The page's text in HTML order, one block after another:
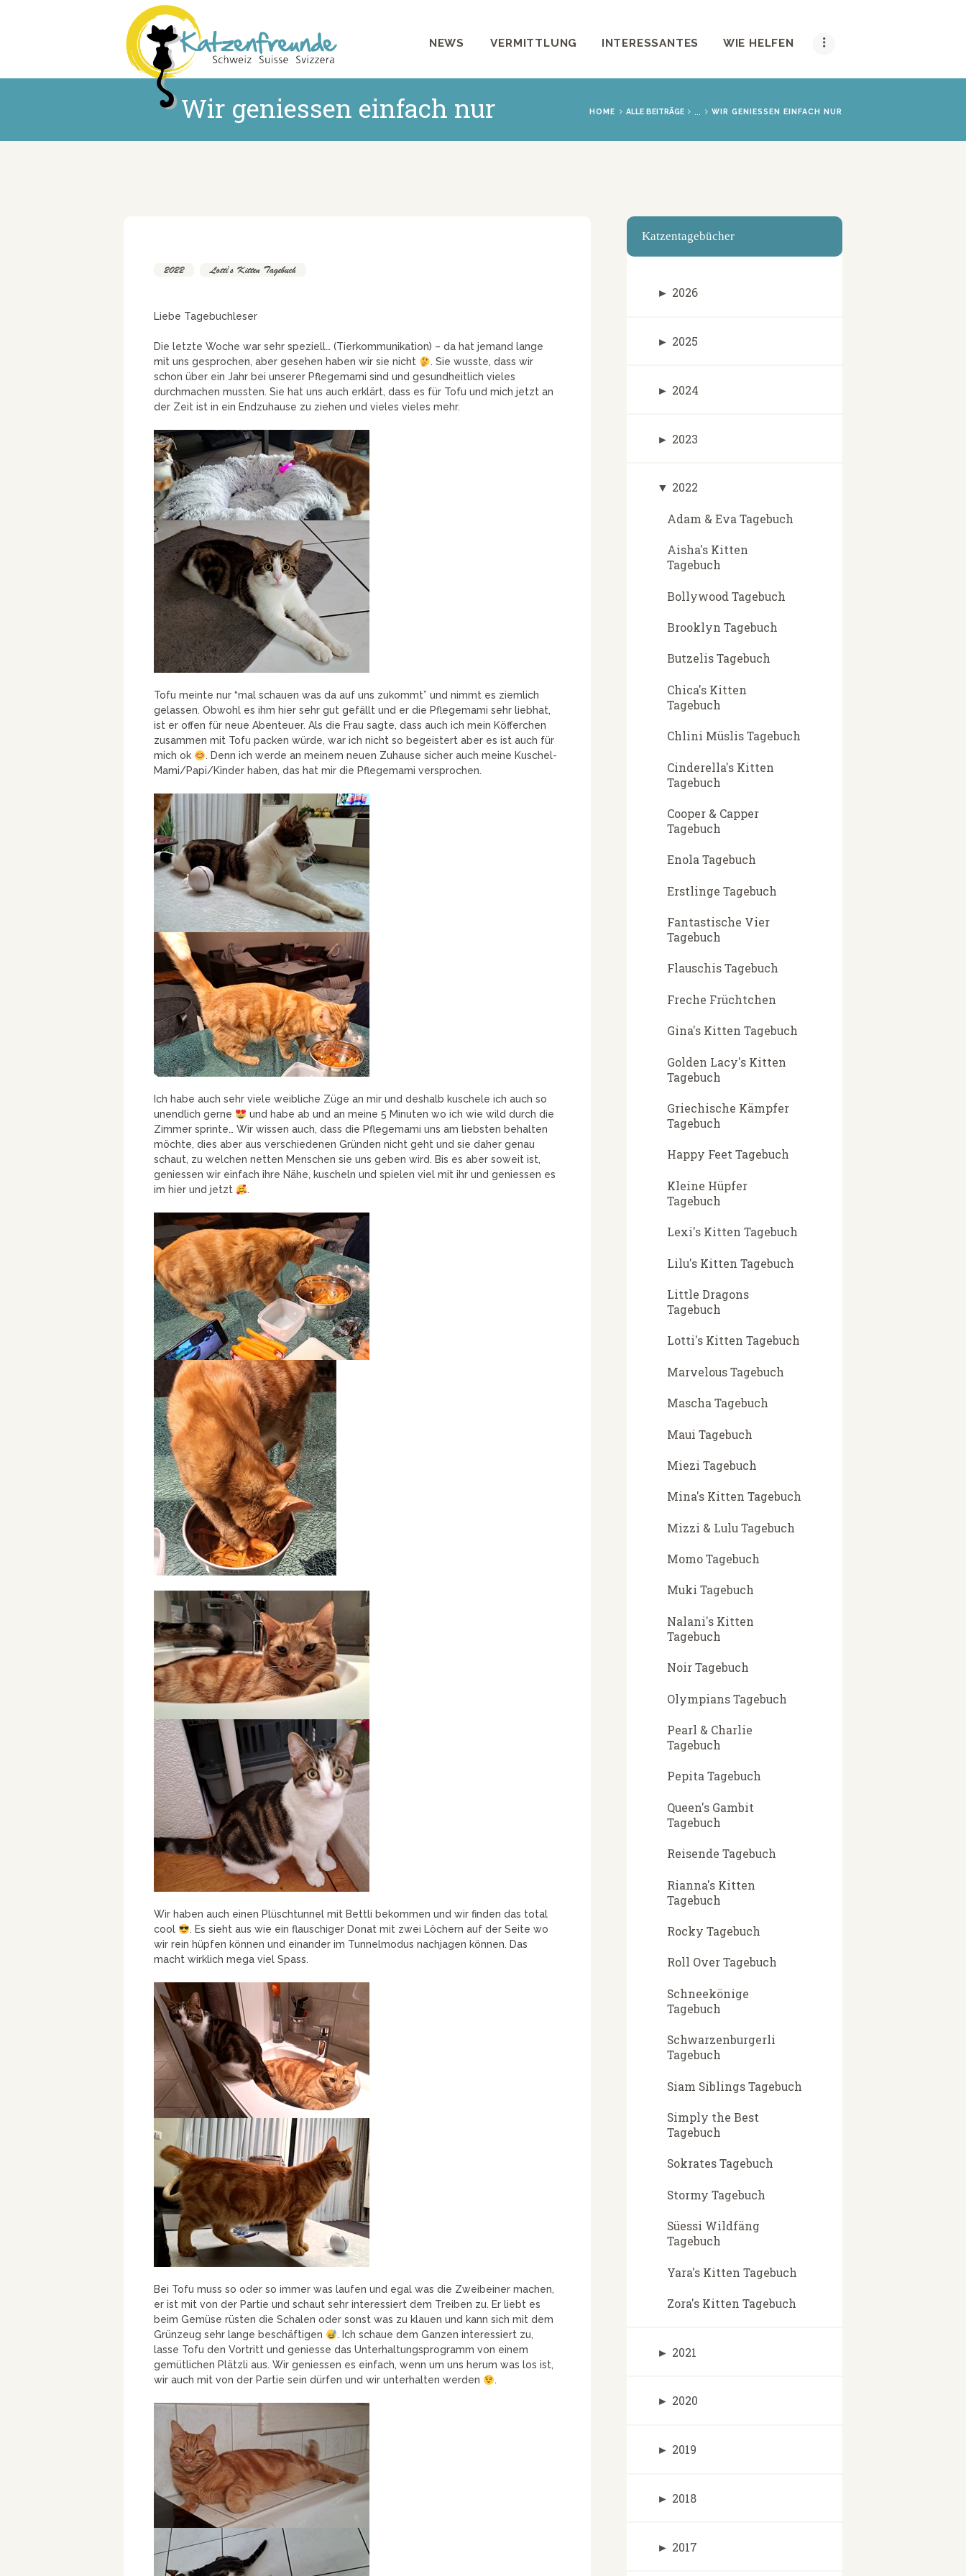
NEWS VERMITTLUNG INTERESSANTES WIE HELFEN
Wir geniessen einfach nur HOME ALLE BEITRÄGE ... WIR GENIESSEN EINFACH NUR
VERMITTLUNG
2022 Lotti's Kitten Tagebuch
Liebe Tagebuchleser
Die letzte Woche war sehr speziell… (Tierkommunikation) – da hat jemand lange
mit uns gesprochen, aber gesehen haben wir sie nicht
. Sie wusste, dass wir
schon über ein Jahr bei unserer Pflegemami sind und gesundheitlich vieles
durchmachen mussten. Sie hat uns auch erklärt, dass es für Tofu und mich jetzt an
der Zeit ist in ein Endzuhause zu ziehen und vieles vieles mehr.
Tofu meinte nur “mal schauen was da auf uns zukommt” und nimmt es ziemlich
gelassen. Obwohl es ihm hier sehr gut gefällt und er die Pflegemami sehr liebhat,
ist er offen für neue Abenteuer. Als die Frau sagte, dass auch ich mein Köfferchen
zusammen mit Tofu packen würde, war ich nicht so begeistert aber es ist auch für
mich ok
. Denn ich werde an meinem neuen Zuhause sicher auch meine Kuschel-
Mami/Papi/Kinder haben, das hat mir die Pflegemami versprochen.
Ich habe auch sehr viele weibliche Züge an mir und deshalb kuschele ich auch so
unendlich gerne
und habe ab und an meine 5 Minuten wo ich wie wild durch die
Zimmer sprinte… Wir wissen auch, dass die Pflegemami uns am liebsten behalten
möchte, dies aber aus verschiedenen Gründen nicht geht und sie daher genau
schaut, zu welchen netten Menschen sie uns geben wird. Bis es aber soweit ist,
geniessen wir einfach ihre Nähe, kuscheln und spielen viel mit ihr und geniessen es
im hier und jetzt
.
Wir haben auch einen Plüschtunnel mit Bettli bekommen und wir finden das total
cool
. Es sieht aus wie ein flauschiger Donat mit zwei Löchern auf der Seite wo
wir rein hüpfen können und einander im Tunnelmodus nachjagen können. Das
macht wirklich mega viel Spass.
Bei Tofu muss so oder so immer was laufen und egal was die Zweibeiner machen,
er ist mit von der Partie und schaut sehr interessiert dem Treiben zu. Er liebt es
beim Gemüse rüsten die Schalen oder sonst was zu klauen und kann sich mit dem
Grünzeug sehr lange beschäftigen
. Ich schaue dem Ganzen interessiert zu,
lasse Tofu den Vortritt und geniesse das Unterhaltungsprogramm von einem
gemütlichen Plätzli aus. Wir geniessen es einfach, wenn um uns herum was los ist,
wir auch mit von der Partie sein dürfen und wir unterhalten werden
.
Katzentagebücher
► 2026
► 2025
► 2024
► 2023
▼ 2022
Adam & Eva Tagebuch
Aisha's Kitten
Tagebuch
Bollywood Tagebuch
Brooklyn Tagebuch
Butzelis Tagebuch
Chica's Kitten
Tagebuch
Chlini Müslis Tagebuch
Cinderella's Kitten
Tagebuch
Cooper & Capper
Tagebuch
Enola Tagebuch
Erstlinge Tagebuch
Fantastische Vier
Tagebuch
Flauschis Tagebuch
Freche Früchtchen
Gina's Kitten Tagebuch
Golden Lacy's Kitten
Tagebuch
Griechische Kämpfer
Tagebuch
Happy Feet Tagebuch
Kleine Hüpfer
Tagebuch
Lexi's Kitten Tagebuch
Lilu's Kitten Tagebuch
Little Dragons
Tagebuch
Lotti's Kitten Tagebuch
Marvelous Tagebuch
Mascha Tagebuch
Maui Tagebuch
Miezi Tagebuch
Mina's Kitten Tagebuch
Mizzi & Lulu Tagebuch
Momo Tagebuch
Muki Tagebuch
Nalani's Kitten
Tagebuch
Noir Tagebuch
Olympians Tagebuch
Pearl & Charlie
Tagebuch
Pepita Tagebuch
Queen's Gambit
Tagebuch
Reisende Tagebuch
Rianna's Kitten
Tagebuch
Rocky Tagebuch
Roll Over Tagebuch
Schneekönige
Tagebuch
Schwarzenburgerli
Tagebuch
Siam Siblings Tagebuch
Simply the Best
Tagebuch
Sokrates Tagebuch
Stormy Tagebuch
Süessi Wildfäng
Tagebuch
Yara's Kitten Tagebuch
Zora's Kitten Tagebuch
► 2021
► 2020
► 2019
► 2018
► 2017